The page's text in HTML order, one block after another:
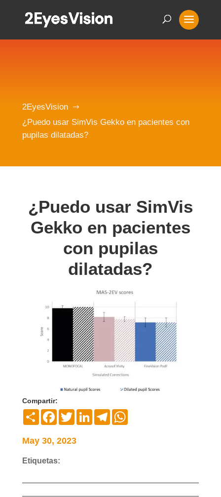
2EyesVision $
¿Puedo usar SimVis Gekko en pacientes con
pupilas dilatadas?
¿Puedo usar SimVis
Gekko en pacientes
con pupilas
dilatadas?
Compartir:
CompartirFacebook
TwitterLinkedInTelegramWhatsApp
May 30, 2023
Etiquetas: